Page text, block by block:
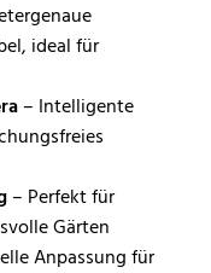
ideal für
– Intelligente
– Perfekt für
Gärten
Anpassung für